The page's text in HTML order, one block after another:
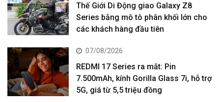
Thế Giới Di Động giao Galaxy Z8
Series bằng mô tô phân khối lớn cho
các khách hàng đầu tiên
07/08/2026
REDMI 17 Series ra mắt: Pin
7.500mAh, kính Gorilla Glass 7i, hỗ trợ
5G, giá từ 5,5 triệu đồng